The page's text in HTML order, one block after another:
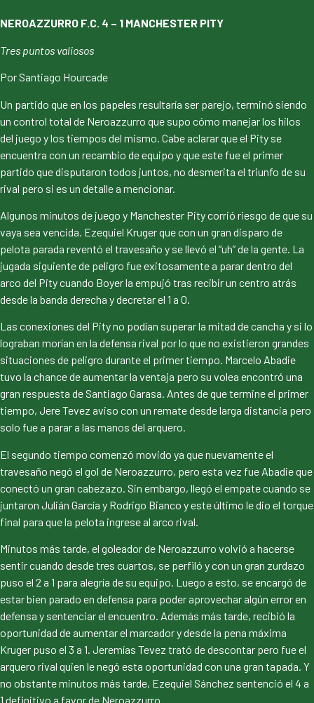
NEROAZZURRO F.C. 4 – 1 MANCHESTER PITY
Tres puntos valiosos
Por Santiago Hourcade
Un partido que en los papeles resultaría ser parejo, terminó siendo
un control total de Neroazzurro que supo cómo manejar los hilos
del juego y los tiempos del mismo. Cabe aclarar que el Pity se
encuentra con un recambio de equipo y que este fue el primer
partido que disputaron todos juntos, no desmerita el triunfo de su
rival pero si es un detalle a mencionar.
Algunos minutos de juego y Manchester Pity corrió riesgo de que su
vaya sea vencida. Ezequiel Kruger que con un gran disparo de
pelota parada reventó el travesaño y se llevó el “uh” de la gente. La
jugada siguiente de peligro fue exitosamente a parar dentro del
arco del Pity cuando Boyer la empujó tras recibir un centro atrás
desde la banda derecha y decretar el 1 a 0.
Las conexiones del Pity no podían superar la mitad de cancha y si lo
lograban morían en la defensa rival por lo que no existieron grandes
situaciones de peligro durante el primer tiempo. Marcelo Abadie
tuvo la chance de aumentar la ventaja pero su volea encontró una
gran respuesta de Santiago Garasa. Antes de que termine el primer
tiempo, Jere Tevez aviso con un remate desde larga distancia pero
solo fue a parar a las manos del arquero.
El segundo tiempo comenzó movido ya que nuevamente el
travesaño negó el gol de Neroazzurro, pero esta vez fue Abadie que
conectó un gran cabezazo. Sin embargo, llegó el empate cuando se
juntaron Julián García y Rodrigo Bianco y este último le dio el torque
final para que la pelota ingrese al arco rival.
Minutos más tarde, el goleador de Neroazzurro volvió a hacerse
sentir cuando desde tres cuartos, se perfiló y con un gran zurdazo
puso el 2 a 1 para alegría de su equipo. Luego a esto, se encargó de
estar bien parado en defensa para poder aprovechar algún error en
defensa y sentenciar el encuentro. Además más tarde, recibió la
oportunidad de aumentar el marcador y desde la pena máxima
Kruger puso el 3 a 1. Jeremías Tevez trató de descontar pero fue el
arquero rival quien le negó esta oportunidad con una gran tapada. Y
no obstante minutos más tarde, Ezequiel Sánchez sentenció el 4 a
1 definitivo a favor de Neroazzurro.